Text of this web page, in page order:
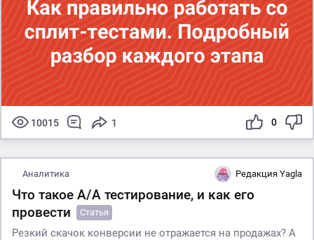
10015 1 0
Аналитика Редакция Yagla
Что такое A/A тестирование, и как его
провести
Статья
Резкий скачок конверсии не отражается на продажах? А